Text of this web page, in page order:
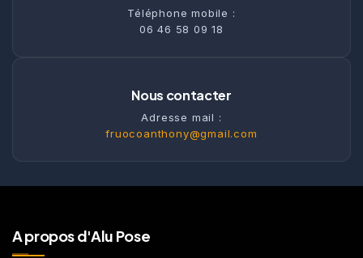
Téléphone mobile :
06 46 58 09 18
Nous contacter
Adresse mail :
fruocoanthony@gmail.com
A propos d'Alu Pose